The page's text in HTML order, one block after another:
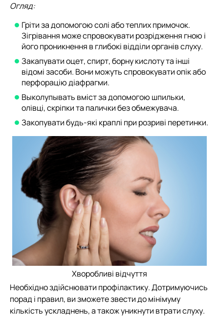
Огляд:
Гріти за допомогою солі або теплих примочок.
Зігрівання може спровокувати розрідження гною і
його проникнення в глибокі відділи органів слуху.
Закапувати оцет, спирт, борну кислоту та інші
відомі засоби. Вони можуть спровокувати опік або
перфорацію діафрагми.
Выколупывать вміст за допомогою шпильки,
олівці, скріпки та палички без обмежувача.
Закопувати будь-які краплі при розриві перетинки.
Хворобливі відчуття
Необхідно здійснювати профілактику. Дотримуючись
порад і правил, ви зможете звести до мінімуму
кількість ускладнень, а також уникнути втрати слуху.